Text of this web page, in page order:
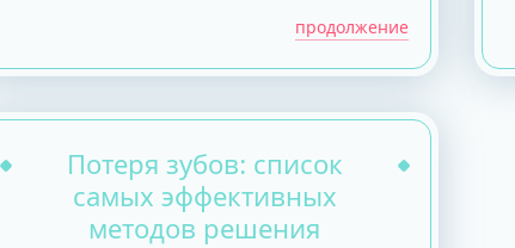
продолжение
Потеря зубов: список
самых эффективных
методов решения